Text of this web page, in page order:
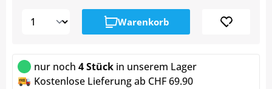
Warenkorb
nur noch 4 Stück in unserem Lager
Kostenlose Lieferung ab CHF 69.90